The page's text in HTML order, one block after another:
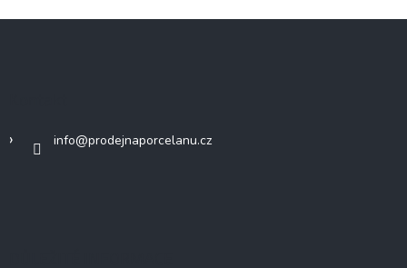
info@prodejnaporcelanu.cz